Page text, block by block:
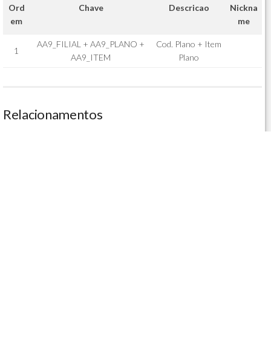
Ord
em
Chave Descricao
Nickna
me
1
AA9_FILIAL + AA9_PLANO +
AA9_ITEM
Cod. Plano + Item
Plano
Relacionamentos